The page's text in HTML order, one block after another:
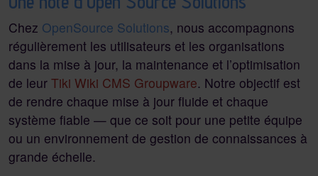
Chez OpenSource Solutions, nous accompagnons
régulièrement les utilisateurs et les organisations
dans la mise à jour, la maintenance et l’optimisation
de leur Tiki Wiki CMS Groupware. Notre objectif est
de rendre chaque mise à jour fluide et chaque
système fiable — que ce soit pour une petite équipe
ou un environnement de gestion de connaissances à
grande échelle.